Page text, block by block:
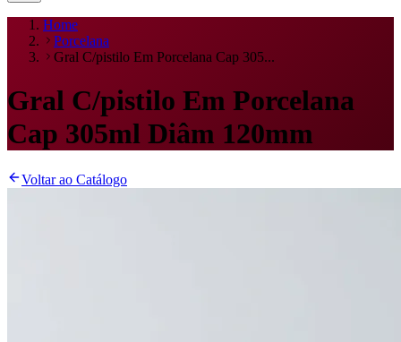
Home
Porcelana
Gral C/pistilo Em Porcelana Cap 305...
Gral C/pistilo Em Porcelana
Cap 305ml Diâm 120mm
Voltar ao Catálogo